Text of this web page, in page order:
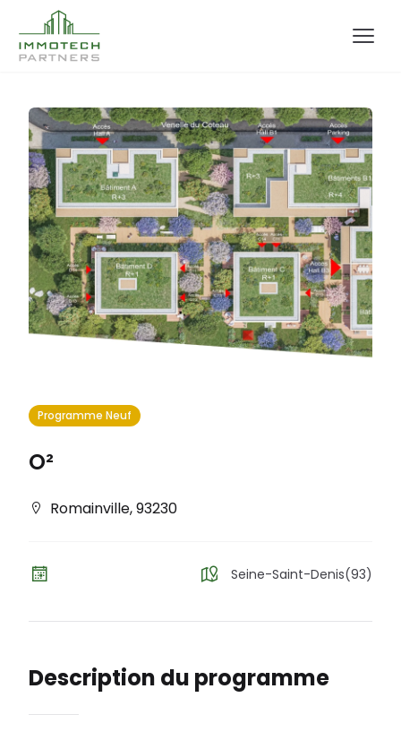
Programme Neuf
O²
Romainville,93230
Seine-Saint-Denis(93)
Description du programme